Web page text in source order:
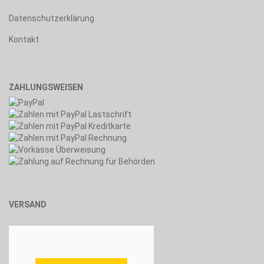
Datenschutzerklärung
Kontakt
ZAHLUNGSWEISEN
VERSAND